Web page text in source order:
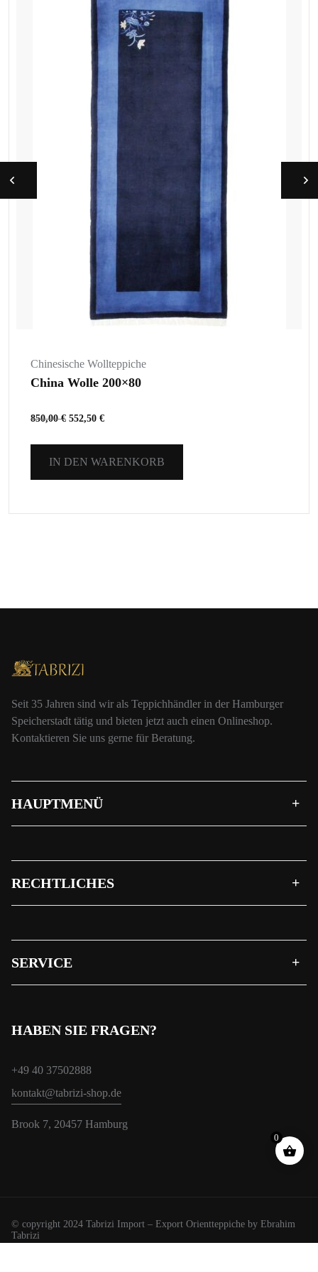
Chinesische Wollteppiche
China Wolle 200×80
850,00€ 552,50 €
IN DEN WARENKORB
Seit 35 Jahren sind wir als Teppichhändler in der Hamburger
Speicherstadt tätig und bieten jetzt auch einen Onlineshop.
Kontaktieren Sie uns gerne für Beratung.
HAUPTMENÜ
RECHTLICHES
SERVICE
HABEN SIE FRAGEN?
+49 40 37502888
kontakt@tabrizi-shop.de
Brook 7, 20457 Hamburg
© copyright 2024 Tabrizi Import – Export Orientteppiche by Ebrahim
Tabrizi
0